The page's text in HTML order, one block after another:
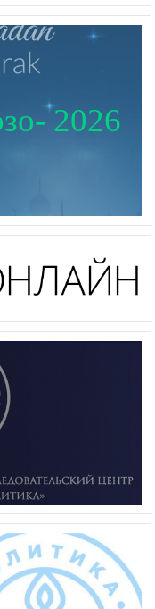
2026